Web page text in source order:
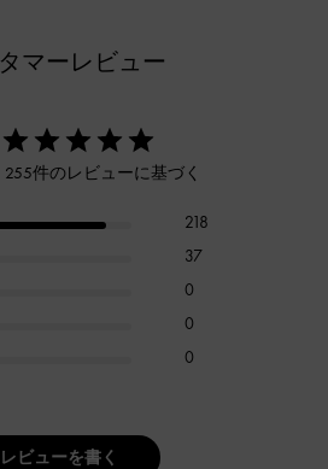
マーレビュー
255件のレビューに基づく
218
37
0
0
0
レビューを書く